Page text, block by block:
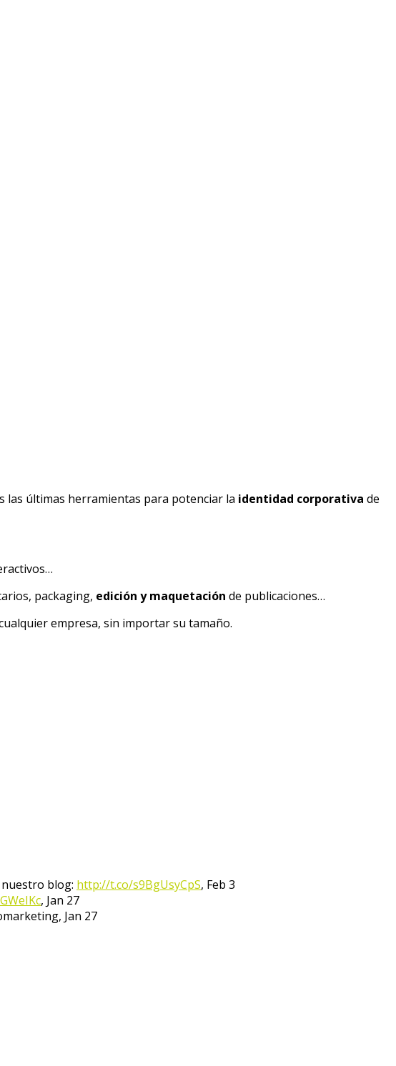
las últimas herramientas para potenciar la identidad corporativa de
packaging, edición y maquetación de publicaciones…
empresa, sin importar su tamaño.
blog: http://t.co/s9BgUsyCpS, Feb 3
, Jan 27
, Jan 27